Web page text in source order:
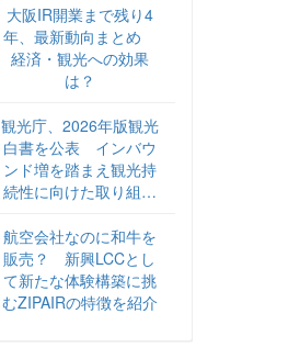
海外DMOのリアル
vol.6】
大阪IR開業まで残り4
年、最新動向まとめ
経済・観光への効果
は？
観光庁、2026年版観光
白書を公表 インバウ
ンド増を踏まえ観光持
続性に向けた取り組み
航空会社なのに和牛を
販売？ 新興LCCとし
て新たな体験構築に挑
むZIPAIRの特徴を紹介